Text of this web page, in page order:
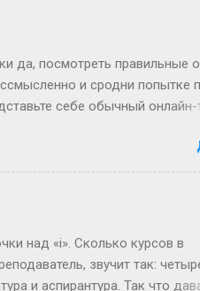
год високосный? Тут уже
ли эти два дня оказаться
да, посмотреть правильные
и сродни попытке
себе обычный онлайн-
варианты. Однако, и
в HTML, который вы видите,
в том виде, в каком
HTML-коде. Сегодня всё
над «i». Сколько курсов в
звучит так:
и аспирантура. Так что